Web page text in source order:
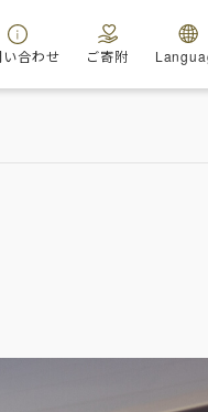
い合わせ ご寄附